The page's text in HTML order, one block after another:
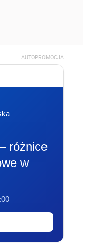
AUTOPROMOCJA
różnice
w